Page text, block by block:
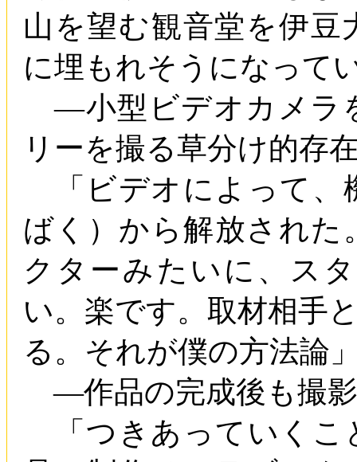
山を望む観音堂を伊
に埋もれそうになって
―小型ビデオカメラ
リーを撮る草分け的存
「ビデオによって、
ばく）から解放され
クターみたいに、ス
い。楽です。取材相手
る。それが僕の方法論
―作品の完成後も撮
「つきあっていくこ